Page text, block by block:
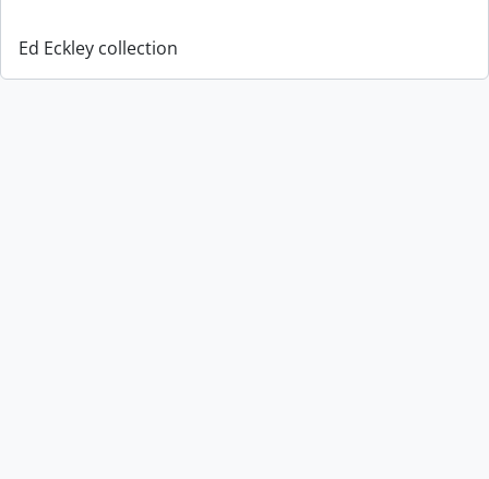
Ed Eckley collection